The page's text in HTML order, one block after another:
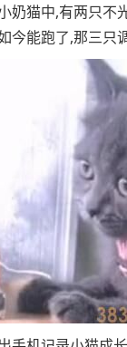
奶猫中,有两只不
今能跑了,那三只